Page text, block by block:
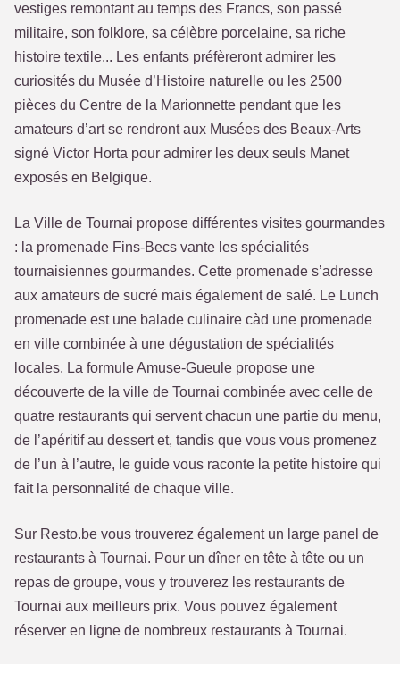
vestiges remontant au temps des Francs, son passé
militaire, son folklore, sa célèbre porcelaine, sa riche
histoire textile... Les enfants préfèreront admirer les
curiosités du Musée d’Histoire naturelle ou les 2500
pièces du Centre de la Marionnette pendant que les
amateurs d’art se rendront aux Musées des Beaux-Arts
signé Victor Horta pour admirer les deux seuls Manet
exposés en Belgique.
La Ville de Tournai propose différentes visites gourmandes
: la promenade Fins-Becs vante les spécialités
tournaisiennes gourmandes. Cette promenade s’adresse
aux amateurs de sucré mais également de salé. Le Lunch
promenade est une balade culinaire càd une promenade
en ville combinée à une dégustation de spécialités
locales. La formule Amuse-Gueule propose une
découverte de la ville de Tournai combinée avec celle de
quatre restaurants qui servent chacun une partie du menu,
de l’apéritif au dessert et, tandis que vous vous promenez
de l’un à l’autre, le guide vous raconte la petite histoire qui
fait la personnalité de chaque ville.
Sur Resto.be vous trouverez également un large panel de
restaurants à Tournai. Pour un dîner en tête à tête ou un
repas de groupe, vous y trouverez les restaurants de
Tournai aux meilleurs prix. Vous pouvez également
réserver en ligne de nombreux restaurants à Tournai.